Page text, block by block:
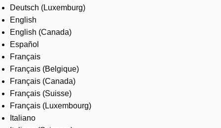
Contact us
Careers
Deutsch (Luxemburg)
English
English (Canada)
Español
Français
Français (Belgique)
Français (Canada)
Français (Suisse)
Français (Luxembourg)
Italiano